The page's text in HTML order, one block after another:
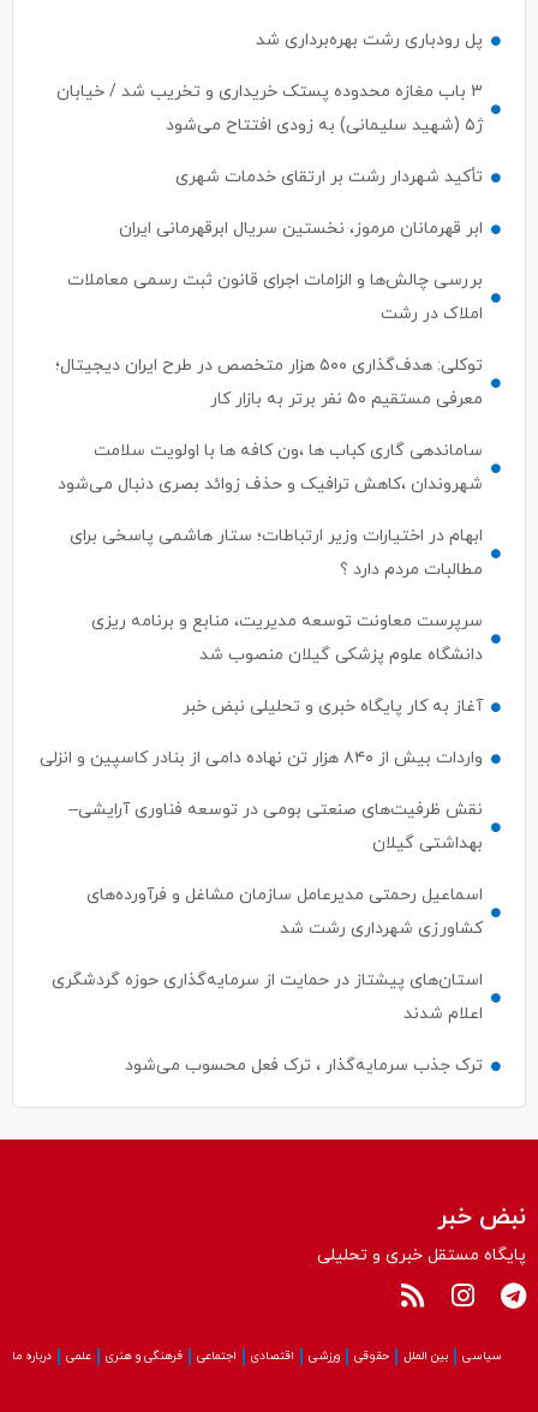
پل رودباری رشت بهره‌برداری شد
۳ باب مغازه محدوده پستک خریداری و تخریب شد / خیابان
ژ۵ (شهید سلیمانی) به زودی افتتاح می‌شود
تأکید شهردار رشت بر ارتقای خدمات شهری
ابر قهرمانان مرموز، نخستین سریال ابرقهرمانی ایران
بررسی چالش‌ها و الزامات اجرای قانون ثبت رسمی معاملات
املاک در رشت
توکلی: هدف‌گذاری ۵۰۰ هزار متخصص در طرح ایران دیجیتال؛
معرفی مستقیم ۵۰ نفر برتر به بازار کار
ساماندهی گاری کباب ها ،ون کافه ها با اولویت سلامت
شهروندان ،کاهش ترافیک و حذف زوائد بصری دنبال می‌شود
ابهام در اختیارات وزیر ارتباطات؛ ستار هاشمی پاسخی برای
مطالبات مردم دارد ؟
سرپرست معاونت توسعه مدیریت، منابع و برنامه ریزی
دانشگاه علوم پزشکی گیلان منصوب شد
آغاز به کار پایگاه خبری و تحلیلی نبض خبر
واردات بیش از ۸۴۰ هزار تن نهاده دامی از بنادر كاسپین و انزلی
نقش ظرفیت‌های صنعتی بومی در توسعه فناوری آرایشی–
بهداشتی گیلان
اسماعیل رحمتی مدیرعامل سازمان مشاغل و فرآورده‌های
کشاورزی شهرداری رشت شد
استان‌های پیشتاز در حمایت از سرمایه‌گذاری حوزه گردشگری
اعلام شدند
ترک جذب سرمایه‌گذار ، ترک فعل محسوب می‌شود
نبض خبر
پایگاه مستقل خبری و تحلیلی
سیاسی بین الملل حقوقی ورزشی اقتصادی اجتماعی فرهنگی و هنری علمی درباره ما